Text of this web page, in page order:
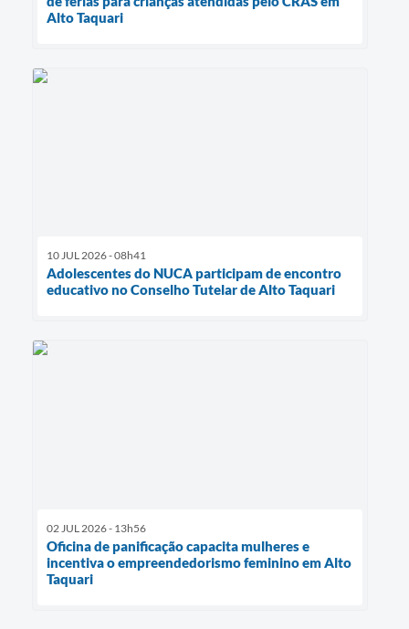
Alto Taquari
10 JUL 2026 - 08h41
Adolescentes do NUCA participam de encontro
educativo no Conselho Tutelar de Alto Taquari
02 JUL 2026 - 13h56
Oficina de panificação capacita mulheres e
incentiva o empreendedorismo feminino em Alto
Taquari